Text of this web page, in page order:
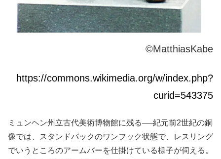
©MatthiasKabe
https://commons.wikimedia.org/w/index.php?
curid=543375
ミュンヘン州立古代美術博物館に残る──紀元前2世紀の銅
像では、スタンドバックのワンフック状態で、レスリング
でいうところのアームバーを仕掛けている様子が伺える。